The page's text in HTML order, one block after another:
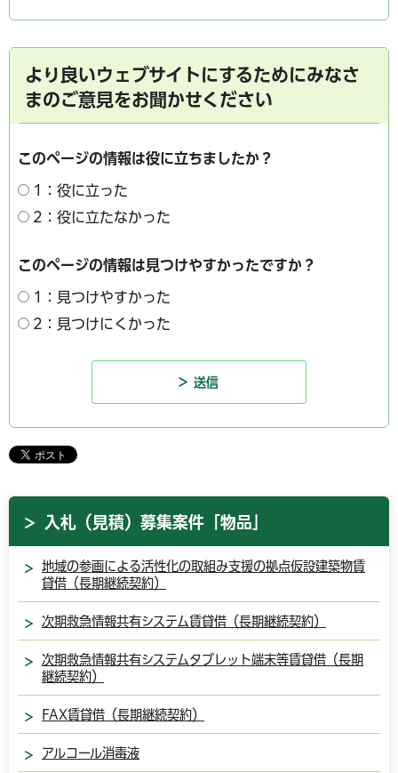
より良いウェブサイトにするためにみなさ
まのご意見をお聞かせください
このページの情報は役に立ちましたか？
1：役に立った
2：役に立たなかった
このページの情報は見つけやすかったですか？
1：見つけやすかった
2：見つけにくかった
入札（見積）募集案件「物品」
地域の参画による活性化の取組み支援の拠点仮設建築物賃
貸借（長期継続契約）
次期救急情報共有システム賃貸借（長期継続契約）
次期救急情報共有システムタブレット端末等賃貸借（長期
継続契約）
FAX賃貸借（長期継続契約）
アルコール消毒液